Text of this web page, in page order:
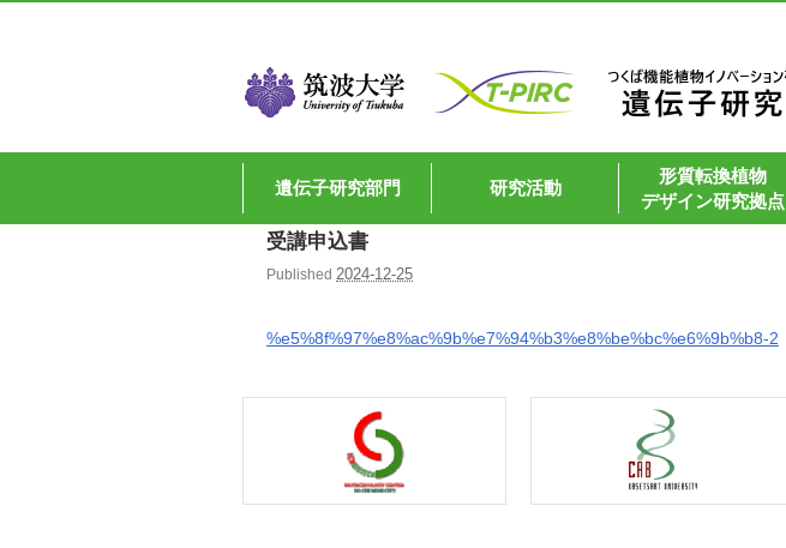
遺伝子研究部門 研究活動
形質転換植物
デザイン研究拠点
受講申込書
Published 2024-12-25
%e5%8f%97%e8%ac%9b%e7%94%b3%e8%be%bc%e6%9b%b8-2